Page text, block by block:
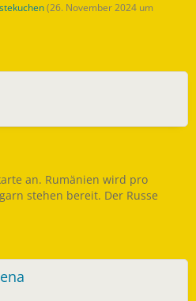
(26. November 2024 um
an. Rumänien wird pro
stehen bereit. Der Russe